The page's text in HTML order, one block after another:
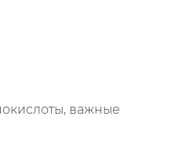
важные